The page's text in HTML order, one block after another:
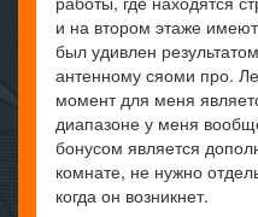
и на втором этаже
был удивлен
антенному сяоми про.
момент для меня
диапазоне у меня
бонусом является
комнате, не нужно
когда он возникнет.